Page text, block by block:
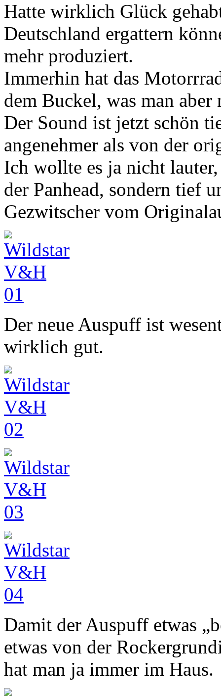
Hatte wirklich Glück
Deutschland ergattern
mehr produziert.
Immerhin hat das
dem Buckel, was man
Der Sound ist jetzt schön
angenehmer als von der
Ich wollte es ja nicht
der Panhead, sondern tief
Gezwitscher vom
Der neue Auspuff ist
wirklich gut.
Damit der Auspuff etwas
etwas von der
hat man ja immer im Haus.